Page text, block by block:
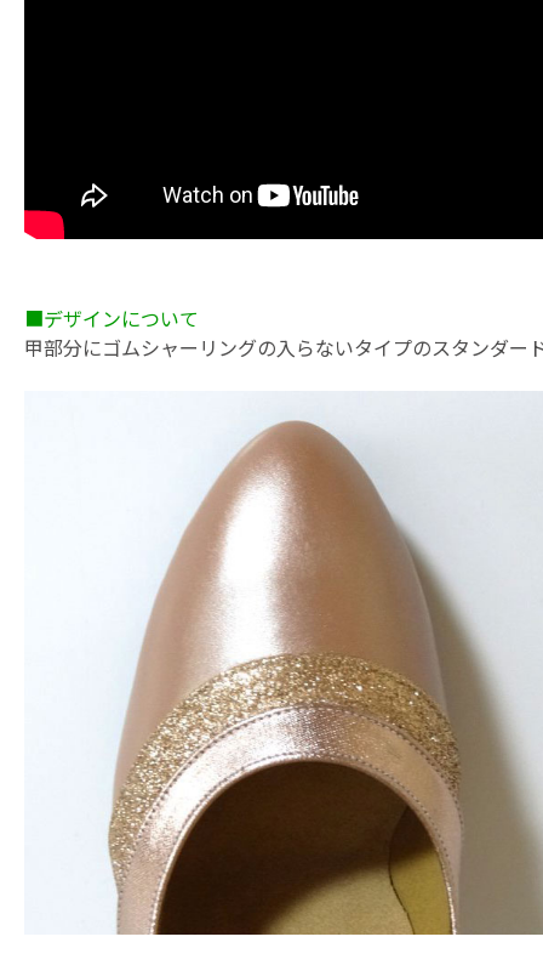
■デザインについて
甲部分にゴムシャーリングの入らないタイプのスタンダー